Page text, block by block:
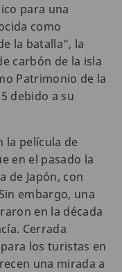
para una
como
la batalla”, la
carbón de la isla
Patrimonio de la
debido a su
la película de
en el pasado la
de Japón, con
embargo, una
en la década
Cerrada
los turistas en
una mirada a